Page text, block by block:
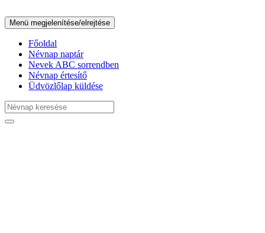
Menü megjelenítése/elrejtése
Főoldal
Névnap naptár
Nevek ABC sorrendben
Névnap értesítő
Üdvözlőlap küldése